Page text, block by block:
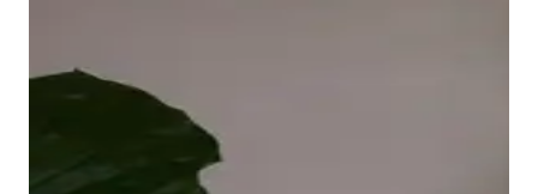
Le vasche da incasso in acrilico Balcoon riprendono
abilmente il gioco di due livelli e presentano due
caratteristiche estetiche di grande impatto: il bordo